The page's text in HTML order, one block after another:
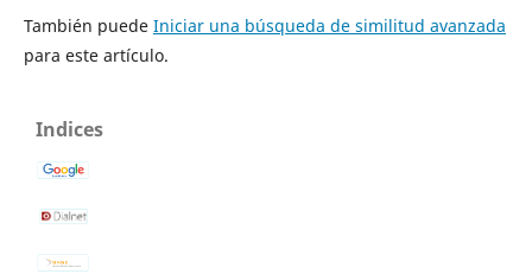
También puede Iniciar una búsqueda de similitud avanzada
para este artículo.
Indices